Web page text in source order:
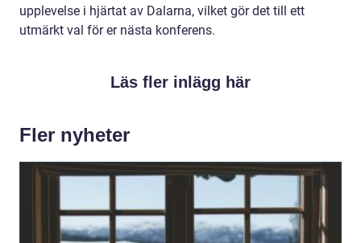
upplevelse i hjärtat av Dalarna, vilket gör det till ett
utmärkt val för er nästa konferens.
Läs fler inlägg här
Fler nyheter